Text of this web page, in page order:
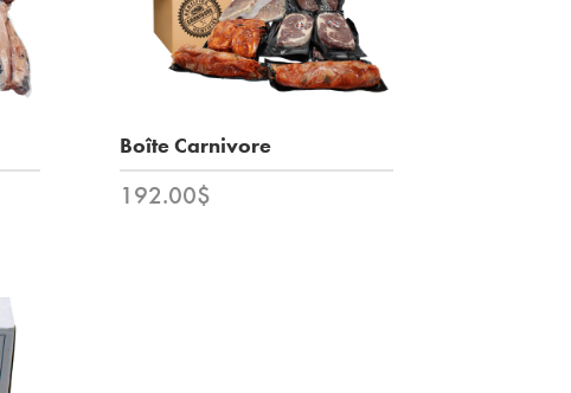
Boîte Carnivore
192.00$